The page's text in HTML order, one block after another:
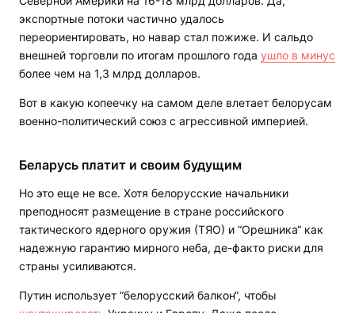
экспортные потоки частично удалось
переориентировать, но навар стал пожиже. И сальдо
внешней торговли по итогам прошлого года ушло в минус
более чем на 1,3 млрд долларов.
Вот в какую копеечку на самом деле влетает белорусам
военно-политический союз с агрессивной империей.
Беларусь платит и своим будущим
Но это еще не все. Хотя белорусские начальники
преподносят размещение в стране российского
тактического ядерного оружия (ТЯО) и “Орешника“ как
надежную гарантию мирного неба, де-факто риски для
страны усиливаются.
Путин использует “белорусский балкон“, чтобы